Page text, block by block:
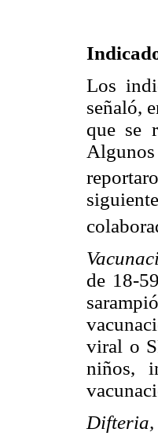
Los
señaló,
que se
de 18-
viral o
niños,
Difteria,